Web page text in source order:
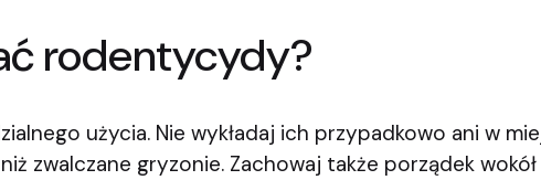
rodentycydy?
użycia. Nie wykładaj ich przypadkowo ani w
zwalczane gryzonie. Zachowaj także porządek